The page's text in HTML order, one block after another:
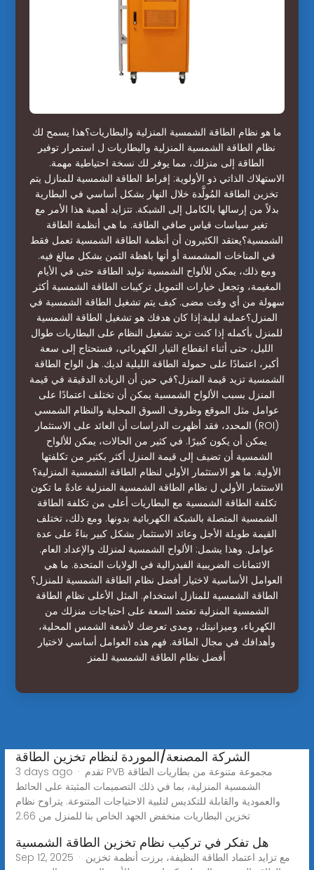
ما هو نظام الطاقة الشمسية المنزلية والبطاريات؟هذا يسمح لك
نظام الطاقة الشمسية المنزلية والبطاريات ل استمرار توفير
الطاقة إلى منزلك، مما يوفر لك نسخة احتياطية مهمة.
الاستهلاك الذاتي ذو الأولوية: إفراط الطاقة الشمسية للمنازل يتم
تخزين الطاقة المُولَّدة خلال النهار بشكل أساسي في البطارية
بدلاً من إرسالها بالكامل إلى الشبكة. تتزايد أهمية هذا الأمر مع
تغير سياسات قياس صافي الطاقة. ما هي أنظمة الطاقة
الشمسية؟يعتقد الكثيرون أن أنظمة الطاقة الشمسية تعمل فقط
في المناخات المشمسة أو أنها باهظة الثمن بشكل مبالغ فيه.
ومع ذلك، يمكن للألواح الشمسية توليد الطاقة حتى في الأيام
المغيمة، وتجعل خيارات التمويل تركيبات الطاقة الشمسية أكثر
سهولة من أي وقت مضى. كيف يتم تشغيل الطاقة الشمسية في
المنزل؟عملية ليلية:إذا كان هدفك هو تشغيل الطاقة الشمسية
للمنزل بأكمله إذا كنت تريد تشغيل النظام على البطاريات طوال
الليل، حتى أثناء انقطاع التيار الكهربائي، فستحتاج إلى سعة
أكبر، اعتمادًا على حمولة الطاقة الليلية لديك. هل الواح الطاقة
الشمسية تزيد قيمة المنزل؟في حين أن الزيادة الدقيقة في قيمة
المنزل بسبب الألواح الشمسية يمكن أن تختلف اعتمادًا على
عوامل مثل الموقع وظروف السوق المحلية والنظام الشمسي
المحدد، فقد أظهرت الدراسات أن العائد على الاستثمار (ROI)
يمكن أن يكون كبيرًا. في كثير من الحالات، يمكن للألواح
الشمسية أن تضيف إلى قيمة المنزل أكثر بكثير من تكلفتها
الأولية. ما هو الاستثمار الأولي لنظام الطاقة الشمسية المنزلية؟
الاستثمار الأولي ل نظام الطاقة الشمسية المنزلية عادةً ما تكون
تكلفة الطاقة الشمسية مع البطاريات أعلى من تكلفة الطاقة
الشمسية المتصلة بالشبكة الكهربائية بدونها. ومع ذلك، تختلف
القيمة طويلة الأجل وعائد الاستثمار بشكل كبير بناءً على عدة
عوامل. وهذا يشمل: الألواح الشمسية لمنزلك والإعداد العام.
الائتمانات الضريبية الفيدرالية في الولايات المتحدة. ما هي
العوامل الأساسية لاختيار أفضل نظام الطاقة الشمسية للمنزل؟
الطاقة الشمسية للمنازل استخدام. المثل الأعلى نظام الطاقة
الشمسية المنزلية تعتمد السعة على احتياجات منزلك من
الكهرباء، وميزانيتك، ومدى تعرضك لأشعة الشمس المحلية،
وأهدافك في مجال الطاقة. فهم هذه العوامل أساسي لاختيار
أفضل نظام الطاقة الشمسية للمنز
الشركة المصنعة/الموردة لنظام تخزين الطاقة
3 days ago · تقدم PVB مجموعة متنوعة من بطاريات الطاقة
الشمسية المنزلية، بما في ذلك التصميمات المثبتة على الحائط
والعمودية والقابلة للتكديس لتلبية الاحتياجات المتنوعة. يتراوح نظام
تخزين البطاريات منخفض الجهد الخاص بنا للمنزل من 2.66
هل تفكر في تركيب نظام تخزين الطاقة الشمسية
Sep 12, 2025 · مع تزايد اعتماد الطاقة النظيفة، برزت أنظمة تخزين